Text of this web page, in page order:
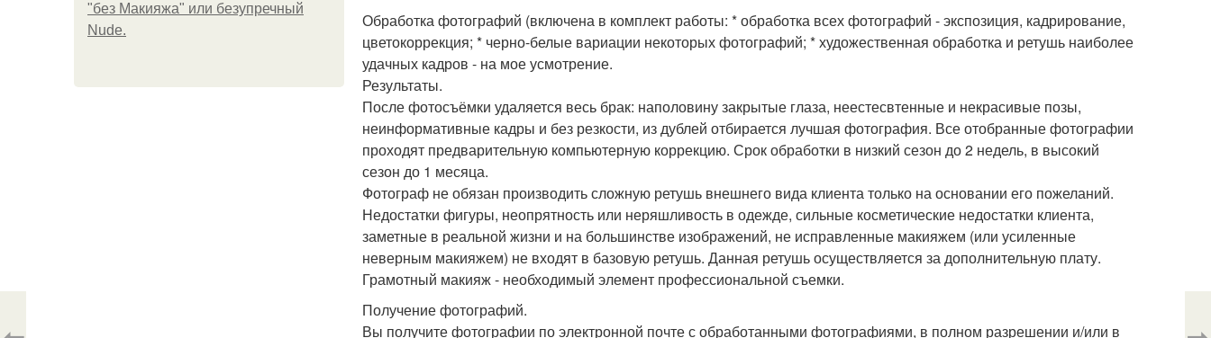
"без Макияжа" или безупречный
Nude.
Обработка фотографий (включена в комплект работы: * обработка всех фотографий - экспозиция, кадрирование,
цветокоррекция; * черно-белые вариации некоторых фотографий; * художественная обработка и ретушь наиболее
удачных кадров - на мое усмотрение.
Результаты.
После фотосъёмки удаляется весь брак: наполовину закрытые глаза, неестесвтенные и некрасивые позы,
неинформативные кадры и без резкости, из дублей отбирается лучшая фотография. Все отобранные фотографии
проходят предварительную компьютерную коррекцию. Срок обработки в низкий сезон до 2 недель, в высокий
сезон до 1 месяца.
Фотограф не обязан производить сложную ретушь внешнего вида клиента только на основании его пожеланий.
Недостатки фигуры, неопрятность или неряшливость в одежде, сильные косметические недостатки клиента,
заметные в реальной жизни и на большинстве изображений, не исправленные макияжем (или усиленные
неверным макияжем) не входят в базовую ретушь. Данная ретушь осуществляется за дополнительную плату.
Грамотный макияж - необходимый элемент профессиональной съемки.
Получение фотографий.
Вы получите фотографии по электронной почте с обработанными фотографиями, в полном разрешении и/или в